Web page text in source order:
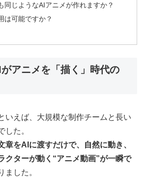
同じようなAIアニメが作れますか？
は可能ですか？
アニメを「描く」時代の
いえば、大規模な制作チームと長い
した。
章をAIに渡すだけで、自然に動き、
クターが動く“アニメ動画”が一瞬で
ました。